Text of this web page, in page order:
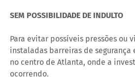
SEM POSSIBILIDADE DE INDULTO
Para evitar possíveis pressões ou
instaladas barreiras de
no centro de Atlanta, onde a
ocorrendo.